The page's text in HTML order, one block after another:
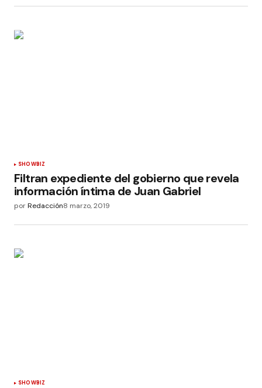
SHOWBIZ
Filtran expediente del gobierno que revela
información íntima de Juan Gabriel
porRedacción8 marzo, 2019
SHOWBIZ